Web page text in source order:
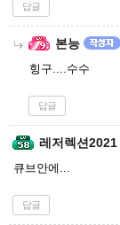
답글
본능
힝구....수수
답글
레저렉션2021
큐브안에...
답글